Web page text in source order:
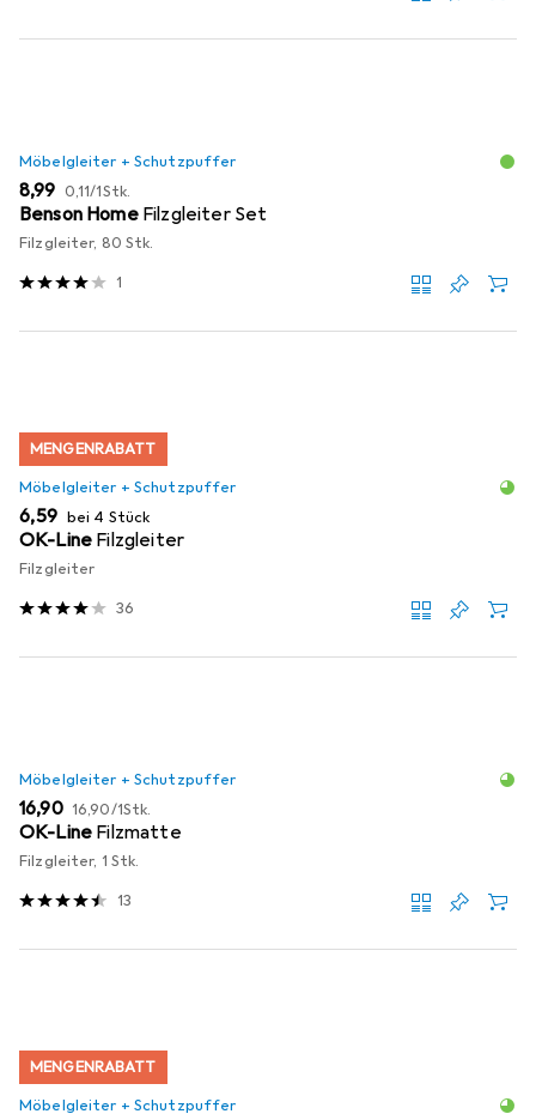
Möbelgleiter + Schutzpuffer
EUR
8,99 EUR
0,11/1Stk.
Benson Home Filzgleiter Set
Filzgleiter, 80 Stk.
1
MENGENRABATT
Möbelgleiter + Schutzpuffer
EUR
6,59 bei 4 Stück
OK-Line Filzgleiter
Filzgleiter
36
Möbelgleiter + Schutzpuffer
EUR
16,90 EUR
16,90/1Stk.
OK-Line Filzmatte
Filzgleiter, 1 Stk.
13
MENGENRABATT
Möbelgleiter + Schutzpuffer